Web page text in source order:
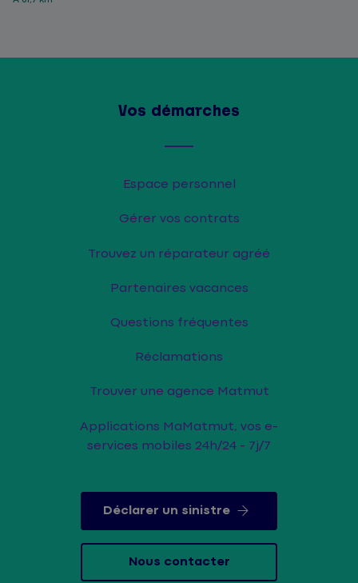
Vos démarches
Espace personnel
Gérer vos contrats
Trouvez un réparateur agréé
Partenaires vacances
Questions fréquentes
Réclamations
Trouver une agence Matmut
Applications MaMatmut, vos e-
services mobiles 24h/24 - 7j/7
Déclarer un sinistre
Nous contacter